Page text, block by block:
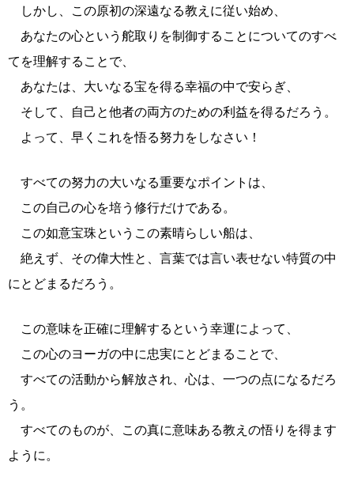
しかし、この原初の深遠なる教えに従い始め、
あなたの心という舵取りを制御することについてのすべ
てを理解することで、
あなたは、大いなる宝を得る幸福の中で安らぎ、
そして、自己と他者の両方のための利益を得るだろう。
よって、早くこれを悟る努力をしなさい！
すべての努力の大いなる重要なポイントは、
この自己の心を培う修行だけである。
この如意宝珠というこの素晴らしい船は、
絶えず、その偉大性と、言葉では言い表せない特質の中
にとどまるだろう。
この意味を正確に理解するという幸運によって、
この心のヨーガの中に忠実にとどまることで、
すべての活動から解放され、心は、一つの点になるだろ
う。
すべてのものが、この真に意味ある教えの悟りを得ます
ように。